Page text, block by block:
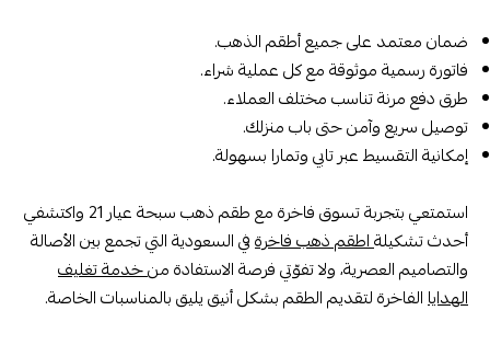
ضمان معتمد على جميع أطقم الذهب.
فاتورة رسمية موثوقة مع كل عملية شراء.
طرق دفع مرنة تناسب مختلف العملاء.
توصيل سريع وآمن حتى باب منزلك.
إمكانية التقسيط عبر تابي وتمارا بسهولة.
استمتعي بتجربة تسوق فاخرة مع طقم ذهب سبحة عيار 21 واكتشفي
أحدث تشكيلةاطقم ذهب فاخرةفي السعودية التي تجمع بين الأصالة
والتصاميم العصرية، ولا تفوّتي فرصة الاستفادة منخدمة تغليف
الهداياالفاخرة لتقديم الطقم بشكل أنيق يليق بالمناسبات الخاصة.